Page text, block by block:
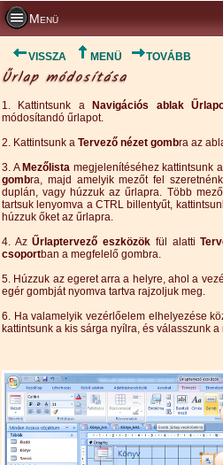
Menü
VISSZA MENÜ TOVÁBB
Űrlap módosítása
1. Kattintsunk a Navigációs ablak
módosítandó űrlapot.
2. Kattintsunk a Tervező nézet gombra az
3. A Mezőlista megjelenítéséhez kattintsunk a
gombra, majd amelyik mezőt fel
duplán, vagy húzzuk az űrlapra. Több
tartsuk lenyomva a CTRL billentyűt,
húzzuk őket az űrlapra.
4. AzŰrlaptervező eszközök fül alatti
csoportban a megfelelő gombra.
5. Húzzuk az egeret arra a helyre, ahol a
egér gombját nyomva tartva rajzoljuk meg.
6. Ha valamelyik vezérlőelem elhelyezése
kattintsunk a kis sárga nyílra, és válasszunk